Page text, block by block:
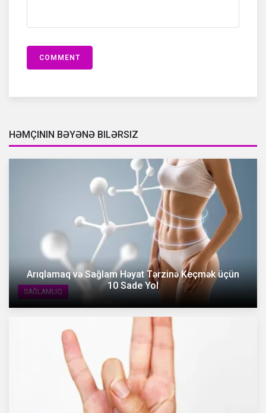
COMMENT
HƏMÇININ BƏYƏNƏ BILƏRSIZ
SAĞLAMLIQ
Arıqlamaq və Sağlam Həyat Tərzinə Keçmək üçün
10 Sade Yol